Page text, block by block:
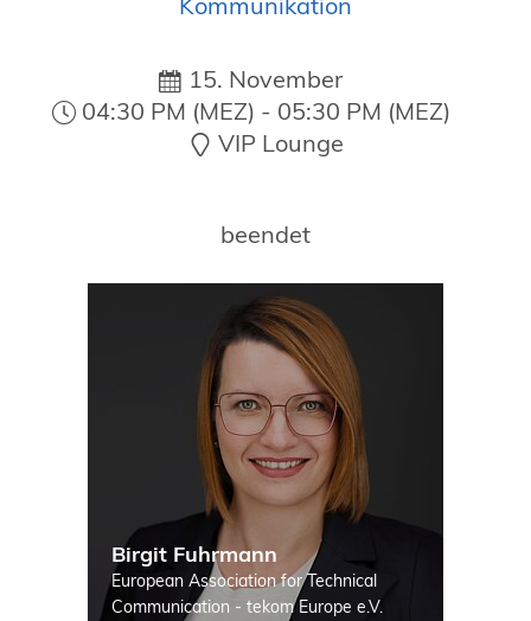
19. Juni 2026 in Wiesbaden
23.-24. September 2026
tekom-Jahrestagung 2026
10.-12. November, 2026 in Stuttgart
15. November
04:30 PM (MEZ) - 05:30 PM (MEZ)
VIP Lounge
beendet
Birgit Fuhrmann
European Association for Technical
Communication - tekom Europe e.V.